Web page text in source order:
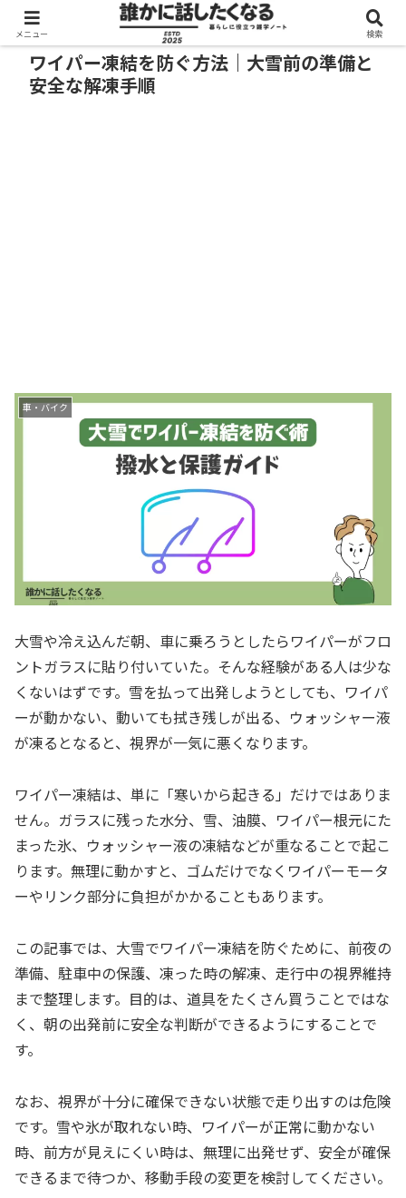
ワイパー凍結を防ぐ方法｜大雪前の準備と
安全な解凍手順
車・バイク
大雪や冷え込んだ朝、車に乗ろうとしたらワイパーがフロ
ントガラスに貼り付いていた。そんな経験がある人は少な
くないはずです。雪を払って出発しようとしても、ワイパ
ーが動かない、動いても拭き残しが出る、ウォッシャー液
が凍るとなると、視界が一気に悪くなります。
ワイパー凍結は、単に「寒いから起きる」だけではありま
せん。ガラスに残った水分、雪、油膜、ワイパー根元にた
まった氷、ウォッシャー液の凍結などが重なることで起こ
ります。無理に動かすと、ゴムだけでなくワイパーモータ
ーやリンク部分に負担がかかることもあります。
この記事では、大雪でワイパー凍結を防ぐために、前夜の
準備、駐車中の保護、凍った時の解凍、走行中の視界維持
まで整理します。目的は、道具をたくさん買うことではな
く、朝の出発前に安全な判断ができるようにすることで
す。
なお、視界が十分に確保できない状態で走り出すのは危険
です。雪や氷が取れない時、ワイパーが正常に動かない
時、前方が見えにくい時は、無理に出発せず、安全が確保
できるまで待つか、移動手段の変更を検討してください。
メニュー 検索